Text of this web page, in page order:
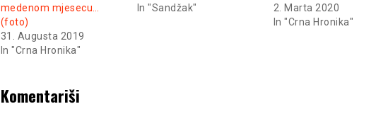
medenom mjesecu…
(foto)
31. Augusta 2019
In "Crna Hronika"
In "Sandžak"
2. Marta 2020
In "Crna Hronika"
Komentariši